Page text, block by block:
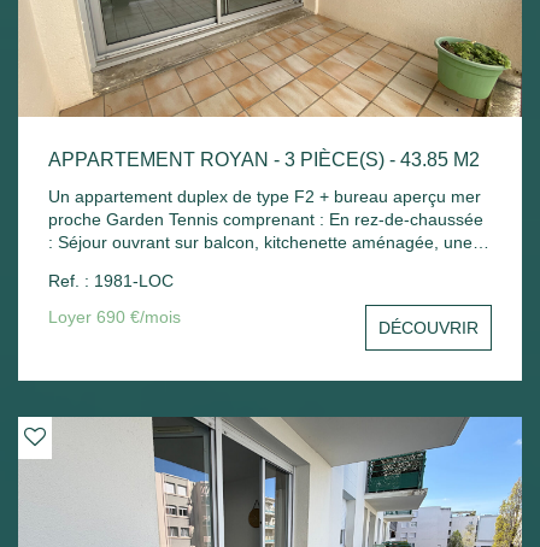
APPARTEMENT ROYAN - 3 PIÈCE(S) - 43.85 M2
Un appartement duplex de type F2 + bureau aperçu mer
proche Garden Tennis comprenant : En rez-de-chaussée
: Séjour ouvrant sur balcon, kitchenette aménagée, une
avec placard, une chambre mansardée, salle de bains
avec placard. Place de parking - Chauffage électrique.
Ref. : 1981-LOC
Loyer 690 €/mois
DÉCOUVRIR